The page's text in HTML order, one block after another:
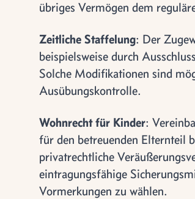
übriges Vermögen dem
Zeitliche Staffelung: Der
beispielsweise durch
Solche Modifikationen sind
Ausübungskontrolle.
Wohnrecht für Kinder:
für den betreuenden Elternteil
privatrechtliche
eintragungsfähige
Vormerkungen zu wählen.